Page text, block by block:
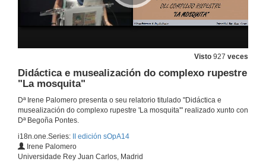
Visto 927 veces
Didáctica e musealización do complexo rupestre
"La mosquita"
Dª Irene Palomero presenta o seu relatorio titulado "Didáctica e
musealización do complexo rupestre 'La mosquita'" realizado xunto con
Dª Begoña Pontes.
i18n.one.Series:
II edición sOpA14
Irene Palomero
Universidade Rey Juan Carlos, Madrid
26 de set. de 2014
26 de set. de 2014